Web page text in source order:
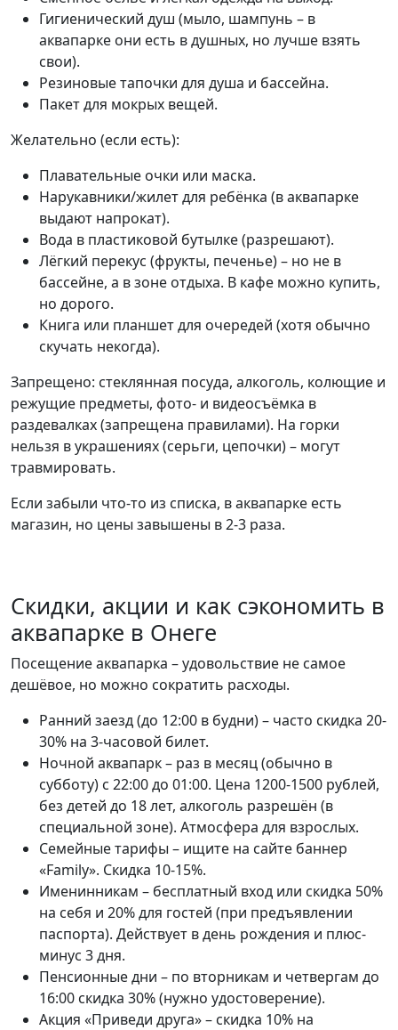
Гигиенический душ (мыло, шампунь – в
аквапарке они есть в душных, но лучше взять
свои).
Резиновые тапочки для душа и бассейна.
Пакет для мокрых вещей.
Желательно (если есть):
Плавательные очки или маска.
Нарукавники/жилет для ребёнка (в аквапарке
выдают напрокат).
Вода в пластиковой бутылке (разрешают).
Лёгкий перекус (фрукты, печенье) – но не в
бассейне, а в зоне отдыха. В кафе можно купить,
но дорого.
Книга или планшет для очередей (хотя обычно
скучать некогда).
Запрещено: стеклянная посуда, алкоголь, колющие и
режущие предметы, фото- и видеосъёмка в
раздевалках (запрещена правилами). На горки
нельзя в украшениях (серьги, цепочки) – могут
травмировать.
Если забыли что-то из списка, в аквапарке есть
магазин, но цены завышены в 2-3 раза.
Скидки, акции и как сэкономить в
аквапарке в Онеге
Посещение аквапарка – удовольствие не самое
дешёвое, но можно сократить расходы.
Ранний заезд (до 12:00 в будни) – часто скидка 20-
30% на 3-часовой билет.
Ночной аквапарк – раз в месяц (обычно в
субботу) с 22:00 до 01:00. Цена 1200-1500 рублей,
без детей до 18 лет, алкоголь разрешён (в
специальной зоне). Атмосфера для взрослых.
Семейные тарифы – ищите на сайте баннер
«Family». Скидка 10-15%.
Именинникам – бесплатный вход или скидка 50%
на себя и 20% для гостей (при предъявлении
паспорта). Действует в день рождения и плюс-
минус 3 дня.
Пенсионные дни – по вторникам и четвергам до
16:00 скидка 30% (нужно удостоверение).
Акция «Приведи друга» – скидка 10% на